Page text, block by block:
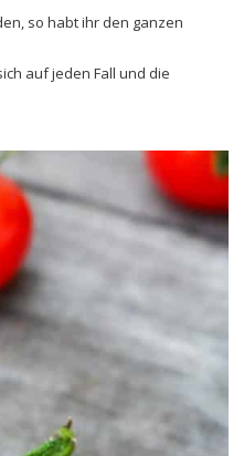
so habt ihr den ganzen
auf jeden Fall und die